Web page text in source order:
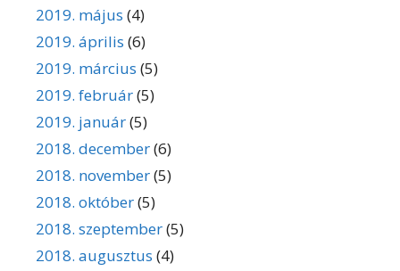
2019. május (4)
2019. április (6)
2019. március (5)
2019. február(5)
2019. január(5)
2018. december(6)
2018. november(5)
2018. október(5)
2018. szeptember(5)
2018. augusztus (4)